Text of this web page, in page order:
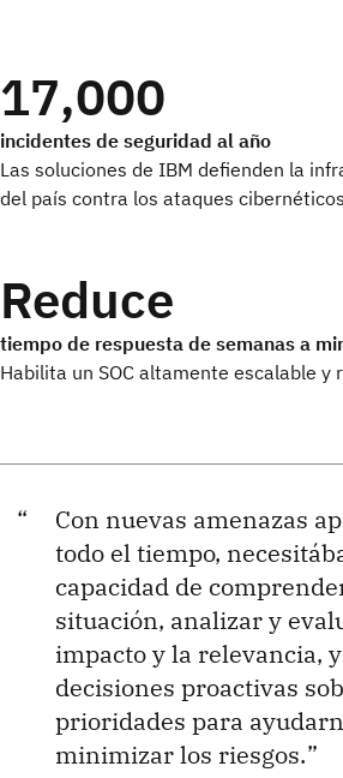
17,000
incidentes de seguridad al año
Las soluciones de IBM defienden la
del país contra los ataques cibernéticos
Reduce
tiempo de respuesta de semanas a
Habilita un SOC altamente escalable y
Con nuevas amenazas
todo el tiempo,
capacidad de
situación, analizar y
impacto y la relevancia,
decisiones proactivas
prioridades para
minimizar los riesgos.